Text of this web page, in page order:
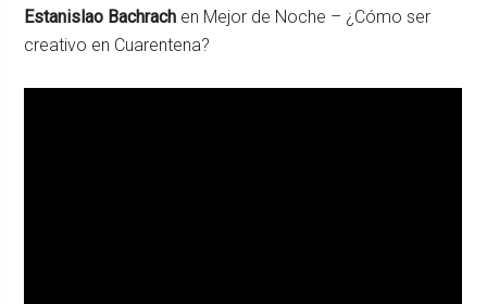
Estanislao Bachrach en Mejor de Noche – ¿Cómo ser
creativo en Cuarentena?